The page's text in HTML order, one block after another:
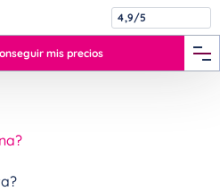
4,9/5
mis precios